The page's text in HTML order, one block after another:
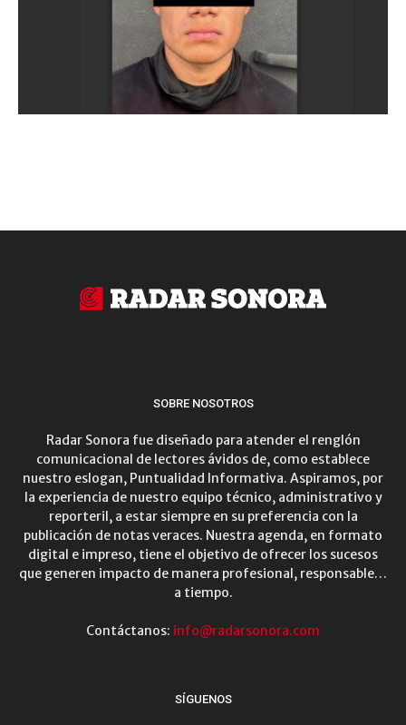
SOBRE NOSOTROS
Radar Sonora fue diseñado para atender el renglón
comunicacional de lectores ávidos de, como establece
nuestro eslogan, Puntualidad Informativa. Aspiramos, por
la experiencia de nuestro equipo técnico, administrativo y
reporteril, a estar siempre en su preferencia con la
publicación de notas veraces. Nuestra agenda, en formato
digital e impreso, tiene el objetivo de ofrecer los sucesos
que generen impacto de manera profesional, responsable…
a tiempo.
Contáctanos: info@radarsonora.com
SÍGUENOS